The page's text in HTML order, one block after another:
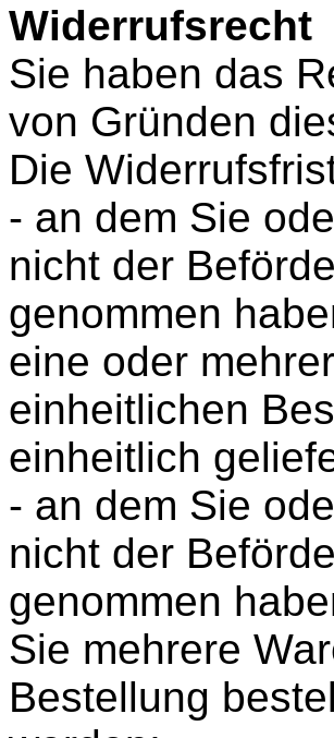
Widerrufsrecht
Sie haben das
von Gründen
Die
- an dem Sie
nicht der
genommen
eine oder
einheitlichen
einheitlich
- an dem Sie
nicht der
genommen
Sie mehrere
Bestellung